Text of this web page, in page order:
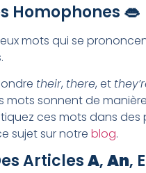
Homophones 👄
mots qui se
their, there, et
mots sonnent de
ces mots dans
sujet sur notre blog.
ArticlesA,An,